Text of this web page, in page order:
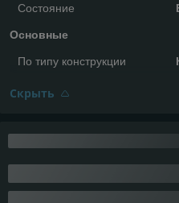
Состояние
Основные
По типу конструкции
Скрыть